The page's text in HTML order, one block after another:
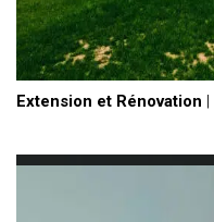
Extension et Rénovation |